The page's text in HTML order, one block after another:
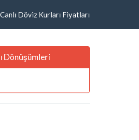
Canlı Döviz Kurları Fiyatları
Dönüşümleri